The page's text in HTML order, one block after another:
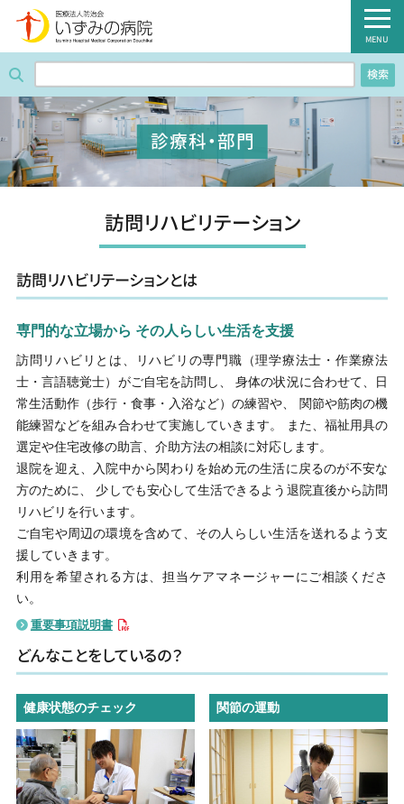
病院紹介
外来のご案内
入院のご案内
健診のご案内
病棟のご案内
職員募集のご案内
看護部
レシピ・広報誌
医療関係者の方へ
アクセス
お問い合わせ
〒781-0011
高知県高知市薊野北町２丁目10番53号
☎088-826-5511 (代表)
MENU
検索
診療科・部門
訪問リハビリテーション
訪問リハビリテーションとは
専門的な立場から その人らしい生活を支援
訪問リハビリとは、リハビリの専門職（理学療法士・作業療法
士・言語聴覚士）がご自宅を訪問し、 身体の状況に合わせて、日
常生活動作（歩行・食事・入浴など）の練習や、 関節や筋肉の機
能練習などを組み合わせて実施していきます。 また、福祉用具の
選定や住宅改修の助言、介助方法の相談に対応します。
退院を迎え、入院中から関わりを始め元の生活に戻るのが不安な
方のために、 少しでも安心して生活できるよう退院直後から訪問
リハビリを行います。
ご自宅や周辺の環境を含めて、その人らしい生活を送れるよう支
援していきます。
利用を希望される方は、担当ケアマネージャーにご相談くださ
い。
重要事項説明書
どんなことをしているの？
健康状態のチェック 関節の運動